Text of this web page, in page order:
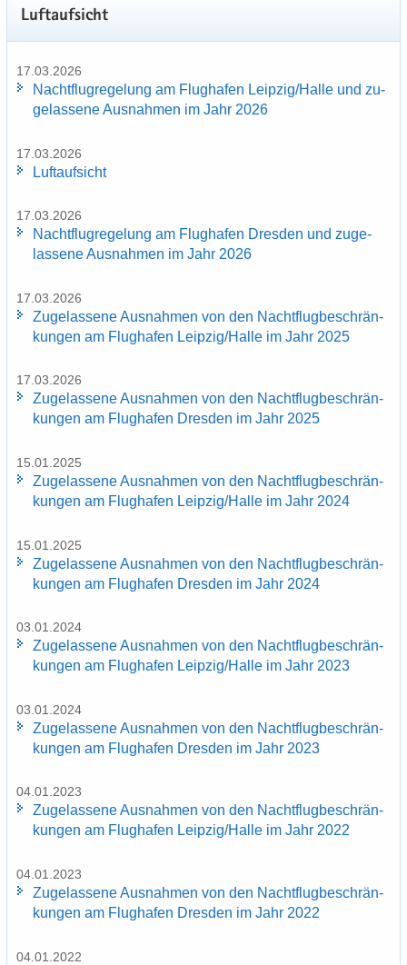
Luft­auf­sicht
17.03.2026
Nacht­flug­re­ge­lung am Flug­ha­fen Leip­zig/Halle und zu­
ge­las­se­ne Aus­nah­men im Jahr 2026
17.03.2026
Luft­auf­sicht
17.03.2026
Nacht­flug­re­ge­lung am Flug­ha­fen Dres­den und zu­ge­
las­se­ne Aus­nah­men im Jahr 2026
17.03.2026
Zu­ge­las­se­ne Aus­nah­men von den Nacht­flug­be­schrän­
kun­gen am Flug­ha­fen Leip­zig/Halle im Jahr 2025
17.03.2026
Zu­ge­las­se­ne Aus­nah­men von den Nacht­flug­be­schrän­
kun­gen am Flug­ha­fen Dres­den im Jahr 2025
15.01.2025
Zu­ge­las­se­ne Aus­nah­men von den Nacht­flug­be­schrän­
kun­gen am Flug­ha­fen Leip­zig/Halle im Jahr 2024
15.01.2025
Zu­ge­las­se­ne Aus­nah­men von den Nacht­flug­be­schrän­
kun­gen am Flug­ha­fen Dres­den im Jahr 2024
03.01.2024
Zu­ge­las­se­ne Aus­nah­men von den Nacht­flug­be­schrän­
kun­gen am Flug­ha­fen Leip­zig/Halle im Jahr 2023
03.01.2024
Zu­ge­las­se­ne Aus­nah­men von den Nacht­flug­be­schrän­
kun­gen am Flug­ha­fen Dres­den im Jahr 2023
04.01.2023
Zu­ge­las­se­ne Aus­nah­men von den Nacht­flug­be­schrän­
kun­gen am Flug­ha­fen Leip­zig/Halle im Jahr 2022
04.01.2023
Zu­ge­las­se­ne Aus­nah­men von den Nacht­flug­be­schrän­
kun­gen am Flug­ha­fen Dres­den im Jahr 2022
04.01.2022